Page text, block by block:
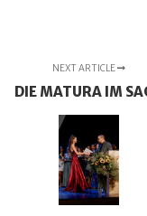
NEXT ARTICLE
DIE MATURA IM